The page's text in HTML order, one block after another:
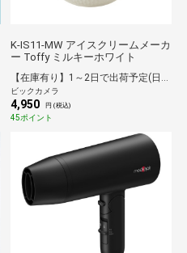
K-IS11-MW アイスクリームメーカ
ー Toffy ミルキーホワイト
【在庫有り】1～2日で出荷予定(日付指定可)
ビックカメラ
4,950 円 (税込)
45ポイント